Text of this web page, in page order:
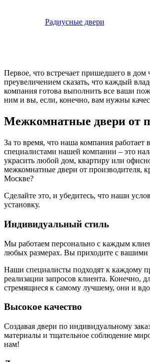
Радиусные двери
Первое, что встречает пришедшего в
преувеличением сказать, что каждый
компания готова выполнить все ваши
ним и вы, если, конечно, вам нужны
Межкомнатные двери от
За то время, что наша компания
специалистами нашей компании – это
украсить любой дом, квартиру или
межкомнатные двери от производителя,
Москве?
Сделайте это, и убедитесь, что наши
установку.
Индивидуальный стиль
Мы работаем персонально с каждым
любых размерах. Вы приходите с вашими
Наши специалисты подходят к каждому
реализации запросов клиента. Конечно,
стремящиеся к самому лучшему, они и
Высокое качество
Создавая двери по индивидуальному
материалы и тщательное соблюдение
нам!